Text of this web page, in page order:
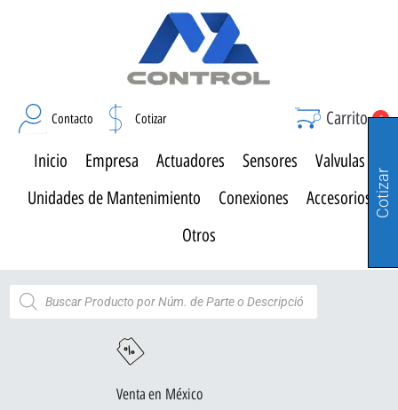
Contacto Cotizar Carrito 0
Inicio Empresa Actuadores Sensores
Valvulas
Unidades de Mantenimiento
Conexiones
Accesorios
Otros
Venta en México
Cotizar